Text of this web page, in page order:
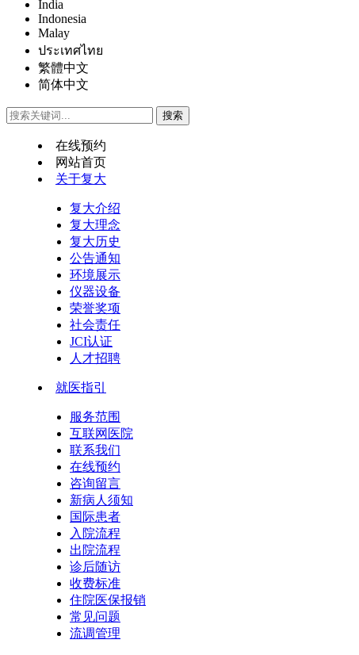
India
Indonesia
Malay
ประเทศไทย
繁體中文
简体中文
在线预约
网站首页
关于复大
复大介绍
复大理念
复大历史
公告通知
环境展示
仪器设备
荣誉奖项
社会责任
JCI认证
人才招聘
就医指引
服务范围
互联网医院
联系我们
在线预约
咨询留言
新病人须知
国际患者
入院流程
出院流程
诊后随访
收费标准
住院医保报销
常见问题
流调管理